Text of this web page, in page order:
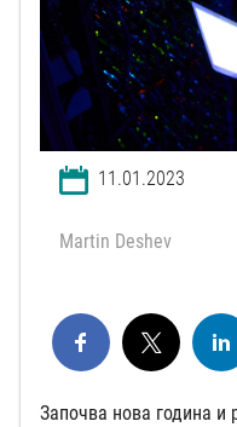
11.01.2023
Martin Deshev
Започва нова година и